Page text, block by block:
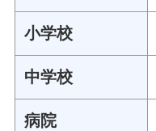
小学校
中学校
病院